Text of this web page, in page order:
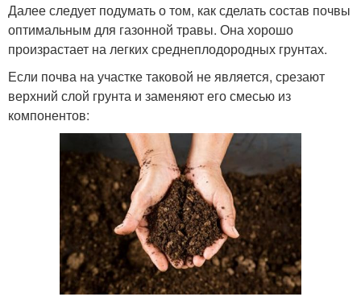
Далее следует подумать о том, как сделать состав почвы
оптимальным для газонной травы. Она хорошо
произрастает на легких среднеплодородных грунтах.
Если почва на участке таковой не является, срезают
верхний слой грунта и заменяют его смесью из
компонентов: